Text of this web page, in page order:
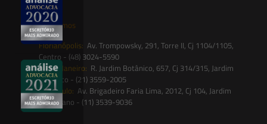
Onde estamos
Florianópolis: Av. Trompowsky, 291, Torre II, Cj 1104/1105,
Centro - (48) 3024-5590
Rio de Janeiro: R. Jardim Botânico, 657, Cj 314/315, Jardim
Botânico - (21) 3559-2005
São Paulo: Av. Brigadeiro Faria Lima, 2012, Cj 104, Jardim
Paulistano - (11) 3539-9036